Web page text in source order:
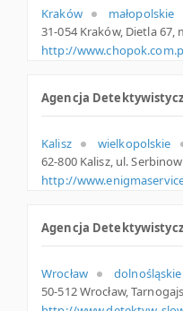
Kraków
małopolskie
http://
Agencja
Kalisz
wielkopolskie
http://
Agencja
Wrocław
dolnośląskie